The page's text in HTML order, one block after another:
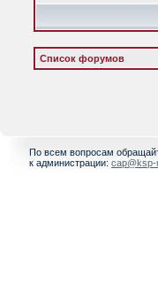
Список форумов
По всем вопросам
к администрации: